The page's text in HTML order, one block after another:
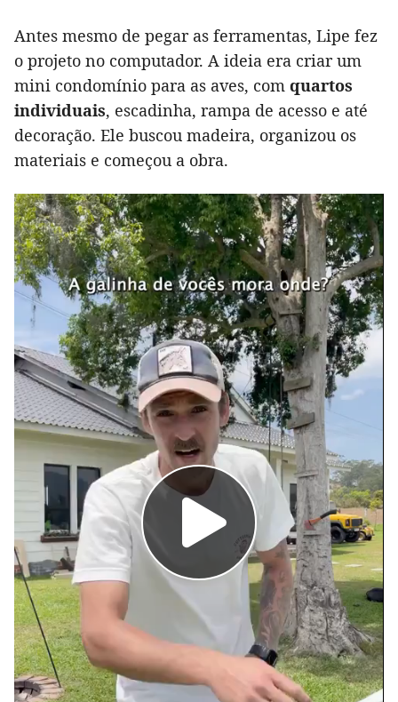
Antes mesmo de pegar as ferramentas, Lipe fez
o projeto no computador. A ideia era criar um
mini condomínio para as aves, com quartos
individuais, escadinha, rampa de acesso e até
decoração. Ele buscou madeira, organizou os
materiais e começou a obra.